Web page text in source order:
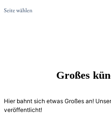
Seite wählen
Großes
Hier bahnt sich etwas Großes an!
veröffentlicht!